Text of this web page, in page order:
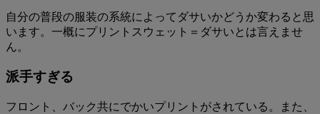
自分の普段の服装の系統によってダサいかどうか変わると思
います。一概にプリントスウェット＝ダサいとは言えませ
ん。
派手すぎる
フロント、バック共にでかいプリントがされている。また、